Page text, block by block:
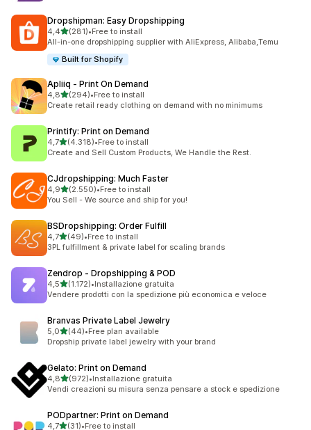
Dropshipman: Easy Dropshipping
4,4stelle su 5
(281)
281 recensioni totali
•Free to install
All-in-one dropshipping supplier with AliExpress, Alibaba,Temu
Built for Shopify
Apliiq ‑ Print On Demand
4,8stelle su 5
(294)
294 recensioni totali
•Free to install
Create retail ready clothing on demand with no minimums
Printify: Print on Demand
4,7stelle su 5
(4.318)
4318 recensioni totali
•Free to install
Create and Sell Custom Products, We Handle the Rest.
CJdropshipping: Much Faster
4,9stelle su 5
(2.550)
2550 recensioni totali
•Free to install
You Sell - We source and ship for you!
BSDropshipping: Order Fulfill
4,7stelle su 5
(49)
49 recensioni totali
•Free to install
3PL fulfillment & private label for scaling brands
Zendrop ‑ Dropshipping & POD
4,5stelle su 5
(1.172)
1172 recensioni totali
•Installazione gratuita
Vendere prodotti con la spedizione più economica e veloce
Branvas Private Label Jewelry
5,0stelle su 5
(44)
44 recensioni totali
•Free plan available
Dropship private label jewelry with your brand
Gelato: Print on Demand
4,8stelle su 5
(972)
972 recensioni totali
•Installazione gratuita
Vendi creazioni su misura senza pensare a stock e spedizione
PODpartner: Print on Demand
4,7stelle su 5
(31)•Free to install